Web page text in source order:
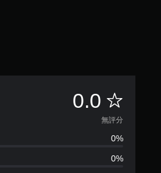
0.0 無
評
分
無評分
0%
0%